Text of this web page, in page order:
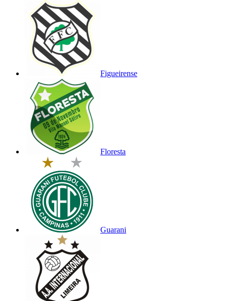
Figueirense
Floresta
Guarani